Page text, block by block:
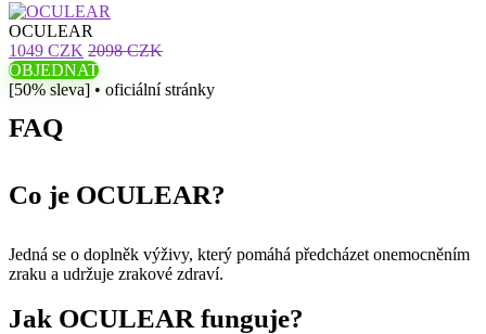
OCULEAR
1049 CZK 2098 CZK
OBJEDNAT
[50% sleva] • oficiální stránky
FAQ
Co je OCULEAR?
Jedná se o doplněk výživy, který pomáhá předcházet onemocněním
zraku a udržuje zrakové zdraví.
Jak OCULEAR funguje?